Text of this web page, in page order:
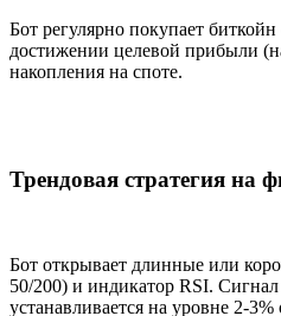
Бот регулярно покупает
достижении целевой прибыли
накопления на споте.
Трендовая стратегия на
Бот открывает длинные или
50/200) и индикатор RSI.
устанавливается на уровне 2-3%